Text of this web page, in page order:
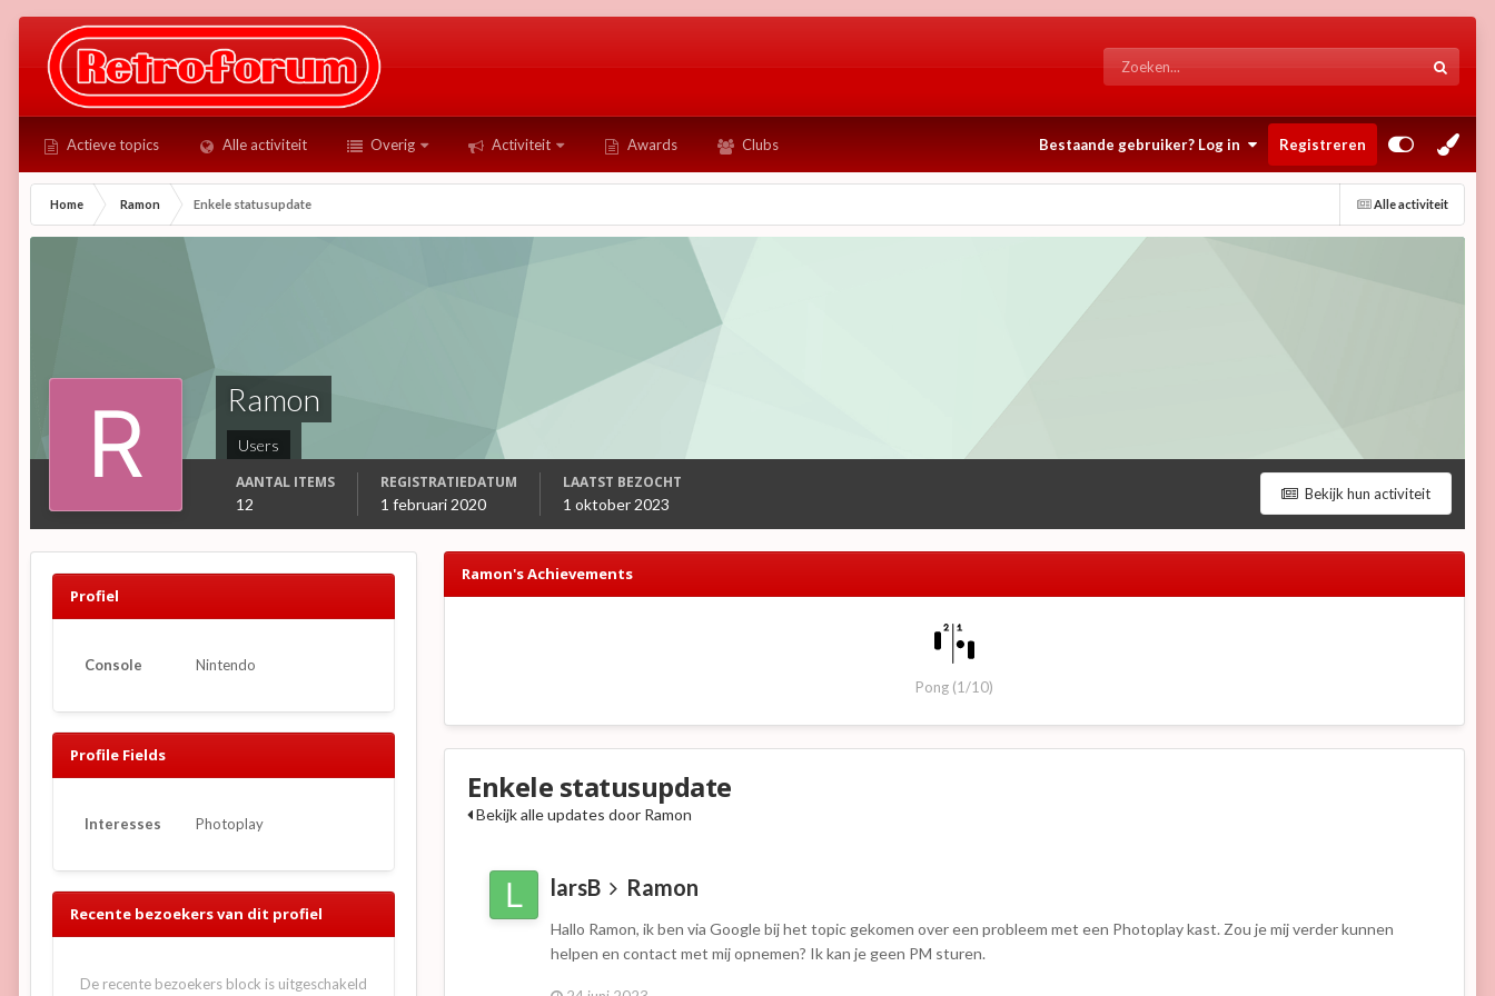
Actieve topics Alle activiteit Overig Activiteit Awards Clubs Bestaande gebruiker? Log in Registreren
Alle activiteit
Home Ramon Enkele statusupdate
Ramon
Users
Bekijk hun activiteit
AANTAL ITEMS
12
REGISTRATIEDATUM
1 februari 2020
LAATST BEZOCHT
1 oktober 2023
Profiel
Console Nintendo
Profile Fields
Interesses Photoplay
Recente bezoekers van dit profiel
De recente bezoekers block is uitgeschakeld
Ramon's Achievements
Pong (1/10)
Enkele statusupdate
Bekijk alle updates door Ramon
larsB Ramon
Hallo Ramon, ik ben via Google bij het topic gekomen over een probleem met een Photoplay kast. Zou je mij verder kunnen
helpen en contact met mij opnemen? Ik kan je geen PM sturen.